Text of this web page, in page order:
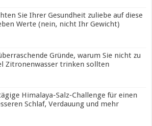
Sie Ihrer Gesundheit zuliebe auf diese
Werte (nein, nicht Ihr Gewicht)
Gründe, warum Sie nicht zu
Zitronenwasser trinken sollten
Himalaya-Salz-Challenge für einen
Schlaf, Verdauung und mehr